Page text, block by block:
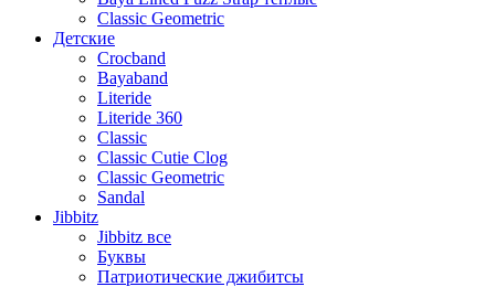
Classic Geometric
Детские
Crocband
Bayaband
Literide
Literide 360
Classic
Classic Cutie Clog
Classic Geometric
Sandal
Jibbitz
Jibbitz все
Буквы
Патриотические джибитсы